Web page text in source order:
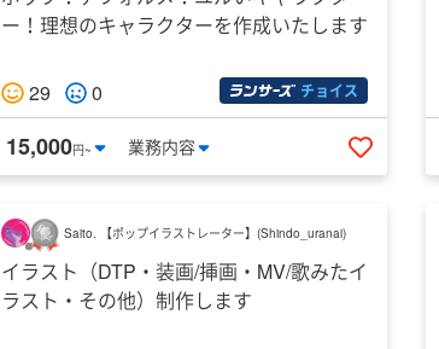
ー！理想のキャラクターを作成いたします
29 0 チョイス
15,000円~ 業務内容 いいねする
Saito. 【ポップイラストレーター】 (Shindo_uranai)
イラスト（DTP・装画/挿画・MV/歌みたイ
ラスト・その他）制作します